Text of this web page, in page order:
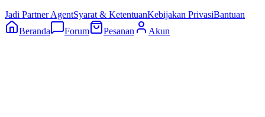
Jadi Partner AgentSyarat & KetentuanKebijakan PrivasiBantuan
Beranda
Forum Pesanan Akun